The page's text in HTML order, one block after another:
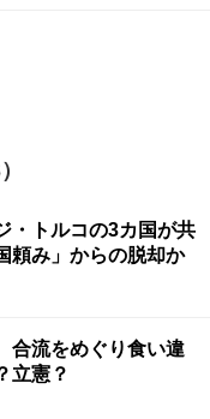
・トルコの3カ国が共
み」からの脱却か
流をめぐり食い違
立憲？